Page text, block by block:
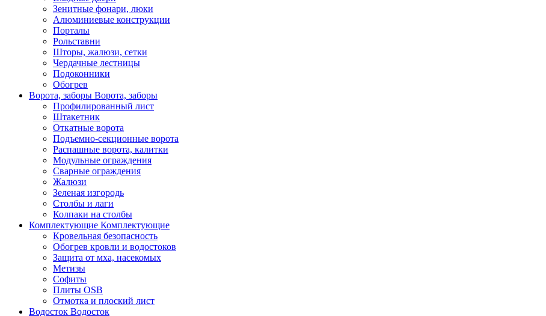
Зенитные фонари, люки
Алюминиевые конструкции
Порталы
Рольставни
Шторы, жалюзи, сетки
Чердачные лестницы
Подоконники
Обогрев
Ворота, заборы Ворота, заборы
Профилированный лист
Штакетник
Откатные ворота
Подъемно-секционные ворота
Распашные ворота, калитки
Модульные ограждения
Сварные ограждения
Жалюзи
Зеленая изгородь
Столбы и лаги
Колпаки на столбы
Комплектующие Комплектующие
Кровельная безопасность
Обогрев кровли и водостоков
Защита от мха, насекомых
Метизы
Софиты
Плиты OSB
Отмотка и плоский лист
Водосток Водосток